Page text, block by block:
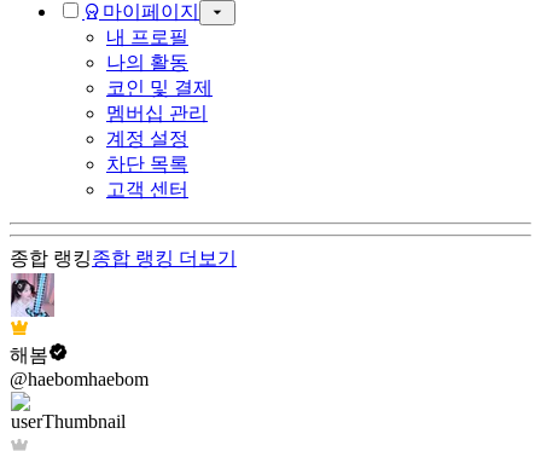
마이페이지
내 프로필
나의 활동
코인 및 결제
멤버십 관리
계정 설정
차단 목록
고객 센터
종합 랭킹종합 랭킹 더보기
해봄
@haebomhaebom